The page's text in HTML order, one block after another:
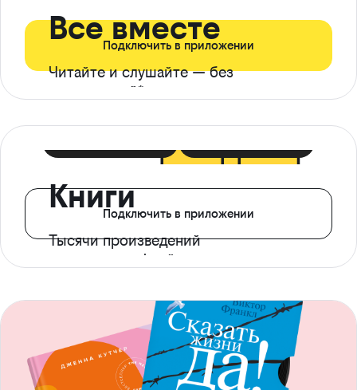
Все вместе
Читайте и слушайте — без
ограничений*
Подключить в приложении
Книги
Тысячи произведений
с доступом офлайн
Подключить в приложении